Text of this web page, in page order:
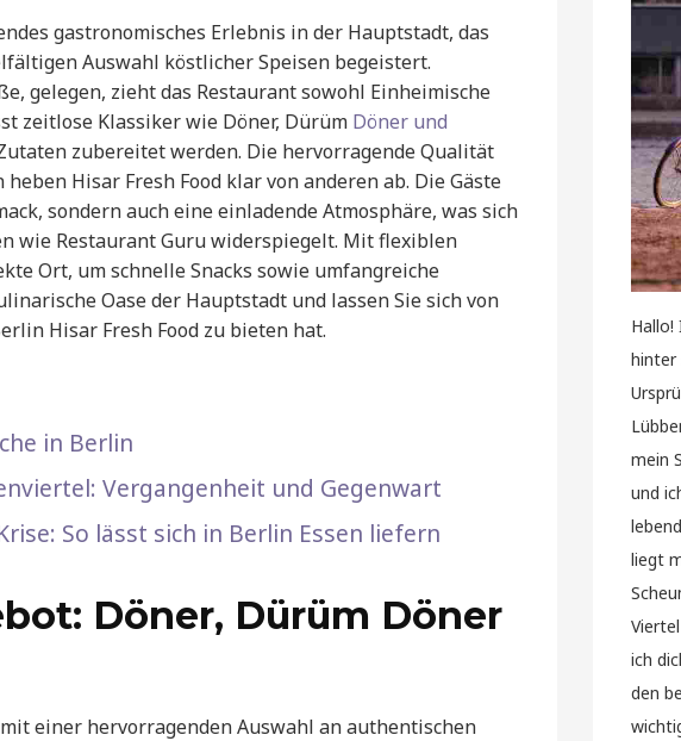
gastronomisches Erlebnis in der Hauptstadt, das
Auswahl köstlicher Speisen begeistert.
gelegen, zieht das Restaurant sowohl Einheimische
zeitlose Klassiker wie Döner, Dürüm Döner und
zubereitet werden. Die hervorragende Qualität
Hisar Fresh Food klar von anderen ab. Die Gäste
sondern auch eine einladende Atmosphäre, was sich
wie Restaurant Guru widerspiegelt. Mit flexiblen
Ort, um schnelle Snacks sowie umfangreiche
Oase der Hauptstadt und lassen Sie sich von
Hisar Fresh Food zu bieten hat.
in Berlin
Vergangenheit und Gegenwart
So lässt sich in Berlin Essen liefern
Döner, Dürüm Döner
einer hervorragenden Auswahl an authentischen
Hallo!
hinter
mein
und
liegt
ich
den